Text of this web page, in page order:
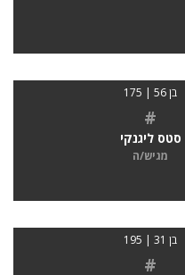
בן 56 | 175
#
סטס ליגנקי
מגיש/ה
בן 31 | 195
#